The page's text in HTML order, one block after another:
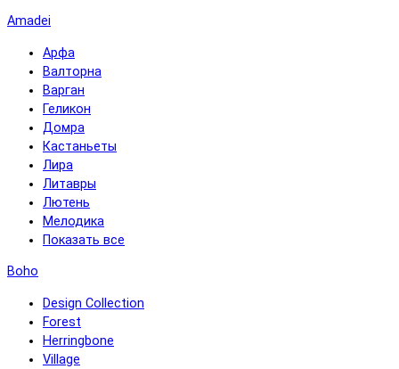
Amadei
Арфа
Валторна
Варган
Геликон
Домра
Кастаньеты
Лира
Литавры
Лютень
Мелодика
Показать все
Boho
Design Collection
Forest
Herringbone
Village